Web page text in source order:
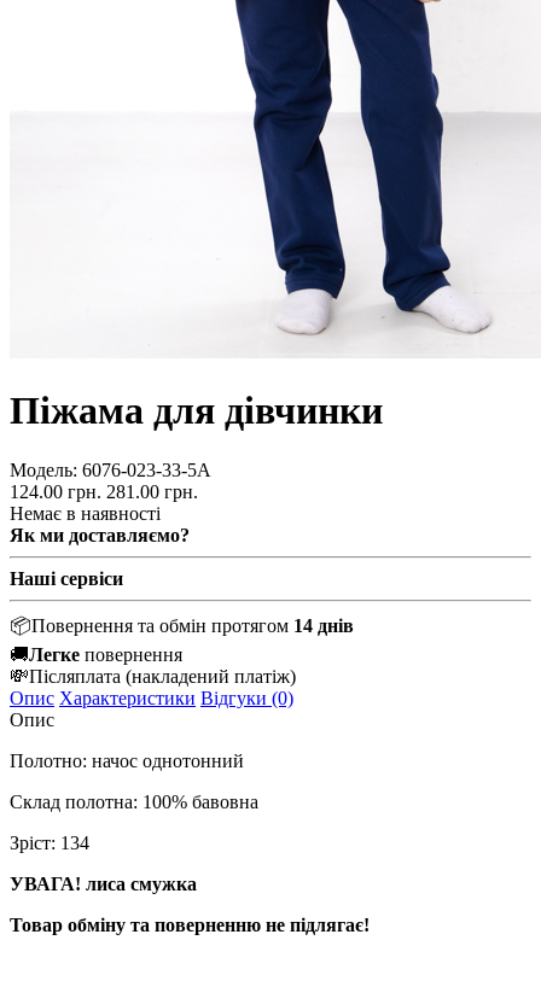
Піжама для дівчинки
Модель: 6076-023-33-5А
124.00 грн. 281.00 грн.
Немає в наявності
Як ми доставляємо?
Наші сервіси
📦Повернення та обмін протягом 14 днів
🚚Легке повернення
💸Післяплата (накладений платіж)
Опис Характеристики Відгуки (0)
Опис
Полотно: начос однотонний
Склад полотна: 100% бавовна
Зріст: 134
УВАГА! лиса смужка
Товар обміну та поверненню не підлягає!